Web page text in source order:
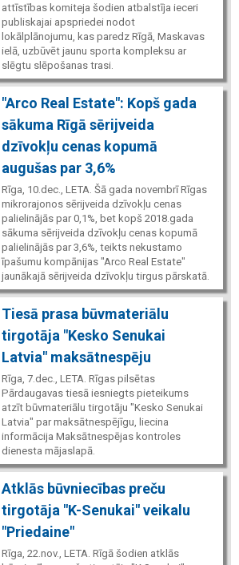
attīstības komiteja šodien atbalstīja ieceri
publiskajai apspriedei nodot
lokālplānojumu, kas paredz Rīgā, Maskavas
ielā, uzbūvēt jaunu sporta kompleksu ar
slēgtu slēpošanas trasi.
"Arco Real Estate": Kopš gada
sākuma Rīgā sērijveida
dzīvokļu cenas kopumā
augušas par 3,6%
Rīga, 10.dec., LETA. Šā gada novembrī Rīgas
mikrorajonos sērijveida dzīvokļu cenas
palielinājās par 0,1%, bet kopš 2018.gada
sākuma sērijveida dzīvokļu cenas kopumā
palielinājās par 3,6%, teikts nekustamo
īpašumu kompānijas "Arco Real Estate"
jaunākajā sērijveida dzīvokļu tirgus pārskatā.
Tiesā prasa būvmateriālu
tirgotāja "Kesko Senukai
Latvia" maksātnespēju
Rīga, 7.dec., LETA. Rīgas pilsētas
Pārdaugavas tiesā iesniegts pieteikums
atzīt būvmateriālu tirgotāju "Kesko Senukai
Latvia" par maksātnespējīgu, liecina
informācija Maksātnespējas kontroles
dienesta mājaslapā.
Atklās būvniecības preču
tirgotāja "K-Senukai" veikalu
"Priedaine"
Rīga, 22.nov., LETA. Rīgā šodien atklās